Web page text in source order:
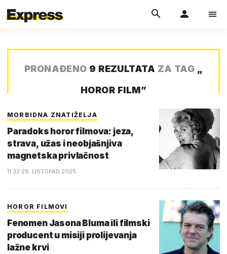
PRONAĐENO 9 REZULTATA ZA TAG „
HOROR FILM”
MORBIDNA ZNATIŽELJA
Paradoks horor filmova: jeza,
strava, užas i neobjašnjiva
magnetska privlačnost
11:32 28. LISTOPAD 2025.
HOROR FILMOVI
Fenomen Jasona Bluma ili filmski
producent u misiji prolijevanja
lažne krvi